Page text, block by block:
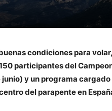
condiciones para
participantes del
y un programa cargado
del parapente en